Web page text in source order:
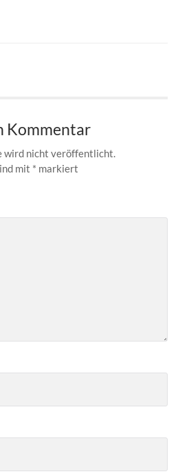
Kommentar
wird nicht veröffentlicht.
mit * markiert